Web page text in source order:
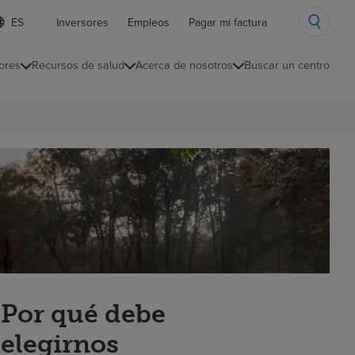
Inversores Empleos Pagar mi factura
Recursos de salud Acerca de nosotros Buscar un centro
Por qué debe
elegirnos